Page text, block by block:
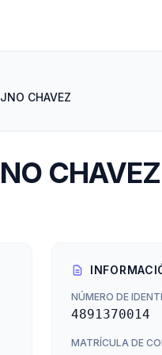
CHAVEZ
CHAVEZ
NÚMERO DE
4891370014
MATRÍCULA DE